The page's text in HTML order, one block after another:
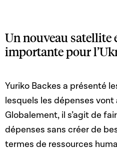
Un nouveau satellite
importante pour
Yuriko Backes a présenté
lesquels les dépenses
Globalement, il s’agit de
dépenses sans créer de
termes de ressources